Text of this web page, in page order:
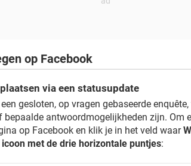
op Facebook
via een statusupdate
gesloten, op vragen gebaseerde
bepaalde antwoordmogelijkheden zijn. Om
op Facebook en klik je in het veld waar
icoon met de drie horizontale puntjes: